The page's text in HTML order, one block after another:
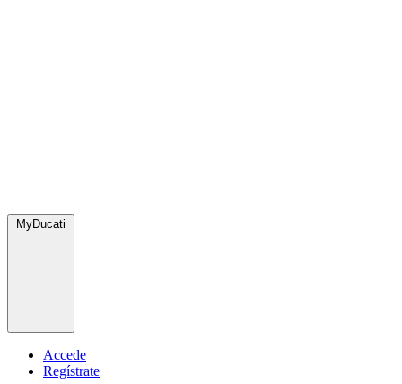
MyDucati
Accede
Regístrate